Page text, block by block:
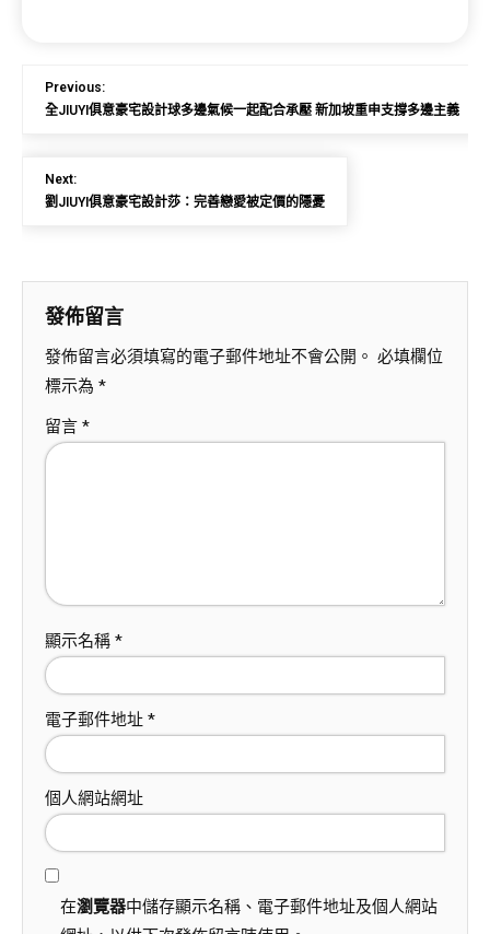
Previous:
全JIUYI俱意豪宅設計球多邊氣候一起配合承壓 新加坡重申支撐多邊主義
Next:
劉JIUYI俱意豪宅設計莎：完善戀愛被定價的隱憂
發佈留言
發佈留言必須填寫的電子郵件地址不會公開。 必填欄位
標示為 *
留言 *
顯示名稱 *
電子郵件地址 *
個人網站網址
在瀏覽器中儲存顯示名稱、電子郵件地址及個人網站